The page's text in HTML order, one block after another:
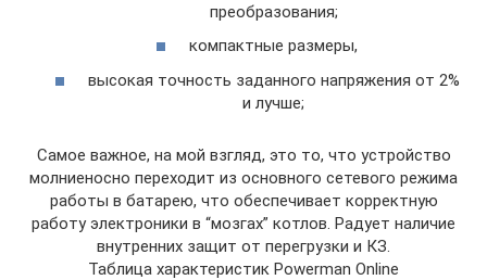
преобразования;
компактные размеры,
высокая точность заданного напряжения от 2%
и лучше;
Самое важное, на мой взгляд, это то, что устройство
молниеносно переходит из основного сетевого режима
работы в батарею, что обеспечивает корректную
работу электроники в “мозгах” котлов. Радует наличие
внутренних защит от перегрузки и КЗ.
Таблица характеристик Powerman Online